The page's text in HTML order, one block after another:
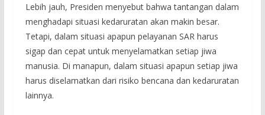
Lebih jauh, Presiden menyebut bahwa tantangan dalam
menghadapi situasi kedaruratan akan makin besar.
Tetapi, dalam situasi apapun pelayanan SAR harus
sigap dan cepat untuk menyelamatkan setiap jiwa
manusia. Di manapun, dalam situasi apapun setiap jiwa
harus diselamatkan dari risiko bencana dan kedaruratan
lainnya.